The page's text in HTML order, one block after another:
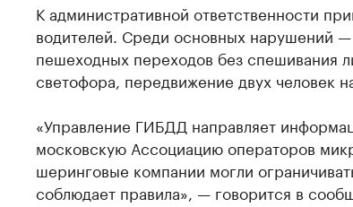
К административной ответственности
водителей. Среди основных нарушений
пешеходных переходов без спешивания
светофора, передвижение двух человек
«Управление ГИБДД направляет
московскую Ассоциацию операторов
шеринговые компании могли
соблюдает правила», — говорится в